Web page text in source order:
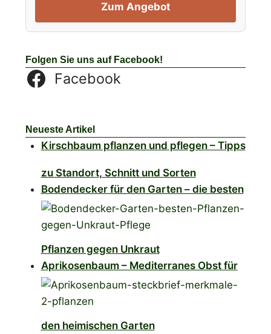
Zum Angebot
Folgen Sie uns auf Facebook!
Facebook
Neueste Artikel
Kirschbaum pflanzen und pflegen – Tipps
zu Standort, Schnitt und Sorten
Bodendecker für den Garten – die besten
Pflanzen gegen Unkraut
Aprikosenbaum – Mediterranes Obst für
den heimischen Garten